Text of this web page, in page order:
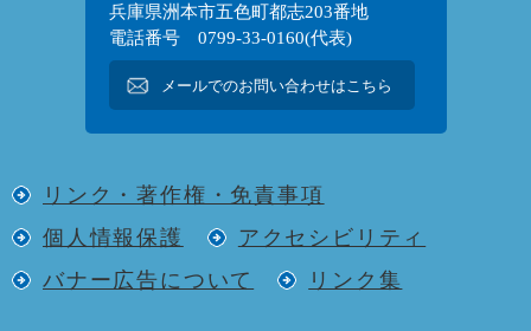
兵庫県洲本市五色町都志203番地
電話番号 0799-33-0160(代表)
メールでのお問い合わせはこちら
リンク・著作権・免責事項
個人情報保護
アクセシビリティ
バナー広告について
リンク集